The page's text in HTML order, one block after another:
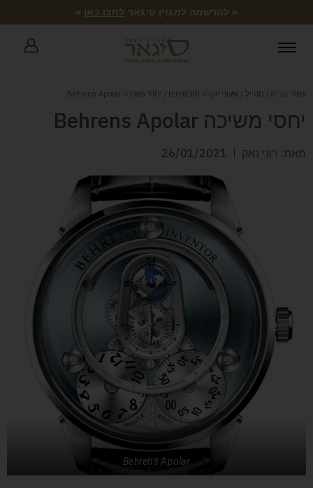
« להרשמה למגזין סיגאר לחצו כאן »
עמוד הבית / סטייל / שעוני יוקרה ותכשיטים / יחסי משיכה Behrens Apolar
יחסי משיכה Behrens Apolar
מאת: רוני נאק 26/01/2021
Behrens Apolar